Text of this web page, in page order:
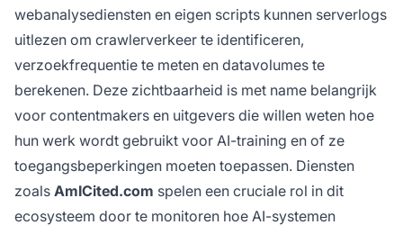
webanalysediensten en eigen scripts kunnen serverlogs
uitlezen om crawlerverkeer te identificeren,
verzoekfrequentie te meten en datavolumes te
berekenen. Deze zichtbaarheid is met name belangrijk
voor contentmakers en uitgevers die willen weten hoe
hun werk wordt gebruikt voor AI-training en of ze
toegangsbeperkingen moeten toepassen. Diensten
zoals AmICited.com spelen een cruciale rol in dit
ecosysteem door te monitoren hoe AI-systemen